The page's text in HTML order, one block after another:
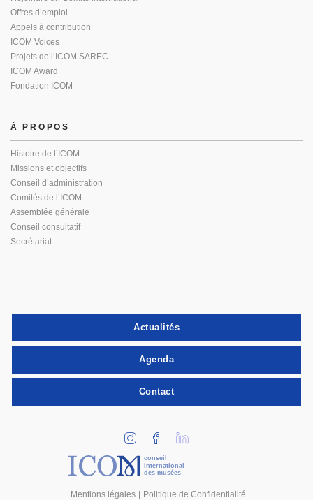
Offres d’emploi
Appels à contribution
ICOM Voices
Projets de l’ICOM SAREC
ICOM Award
Fondation ICOM
À PROPOS
Histoire de l’ICOM
Missions et objectifs
Conseil d’administration
Comités de l’ICOM
Assemblée générale
Conseil consultatif
Secrétariat
Actualités
Agenda
Contact
conseil
international
des musées
Mentions légales Politique de Confidentialité